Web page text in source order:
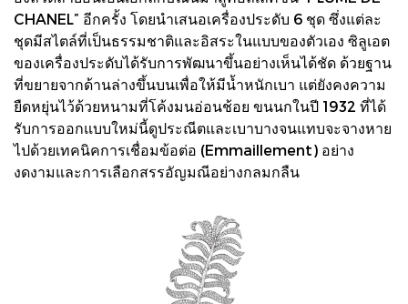
CHANEL” อีกครั้ง โดยนำเสนอเครื่องประดับ 6 ชุด ซึ่งแต่ละ
ชุดมีสไตล์ที่เป็นธรรมชาติและอิสระในแบบของตัวเอง ซิลูเอต
ของเครื่องประดับได้รับการพัฒนาขึ้นอย่างเห็นได้ชัด ด้วยฐาน
ที่ขยายจากด้านล่างขึ้นบนเพื่อให้มีน้ำหนักเบา แต่ยังคงความ
ยืดหยุ่นไว้ด้วยหนามที่โค้งมนอ่อนช้อย ขนนกในปี 1932 ที่ได้
รับการออกแบบใหม่นี้ดูประณีตและเบาบางจนแทบจะจางหาย
ไปด้วยเทคนิคการเชื่อมข้อต่อ (Emmaillement) อย่าง
งดงามและการเลือกสรรอัญมณีอย่างกลมกลืน